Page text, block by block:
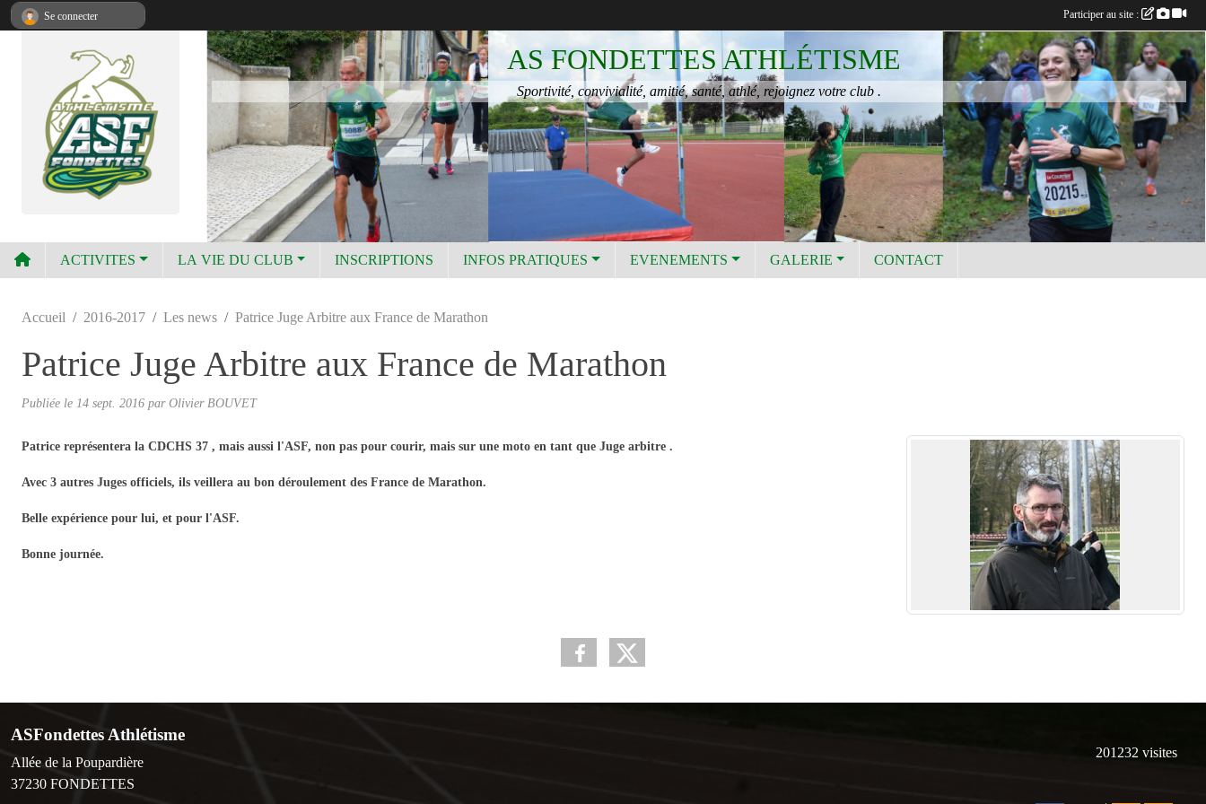
AS FONDETTES ATHLÉTISME
Sportivité, convivialité, amitié, santé, athlé, rejoignez votre club .
ACTIVITES LA VIE DU CLUB INSCRIPTIONS INFOS PRATIQUES EVENEMENTS GALERIE CONTACT
Accueil 2016-2017 Les news Patrice Juge Arbitre aux France de Marathon
Patrice Juge Arbitre aux France de Marathon
Publiée le 14 sept. 2016 par Olivier BOUVET
Patrice représentera la CDCHS 37 , mais aussi l'ASF, non pas pour courir, mais sur une moto en tant que Juge arbitre .
Avec 3 autres Juges officiels, ils veillera au bon déroulement des France de Marathon.
Belle expérience pour lui, et pour l'ASF.
Bonne journée.
ASFondettes Athlétisme
Allée de la Poupardière
37230 FONDETTES
201232 visites
Se connecter Participer au site :
Panneau de gestion des cookies